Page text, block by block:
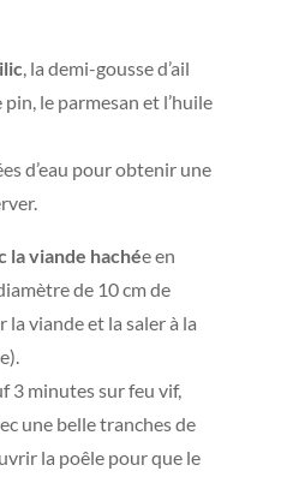
, la demi-gousse d’ail
le parmesan et l’huile
d’eau pour obtenir une
la viande hachée en
de 10 cm de
viande et la saler à la
3 minutes sur feu vif,
une belle tranches de
la poêle pour que le